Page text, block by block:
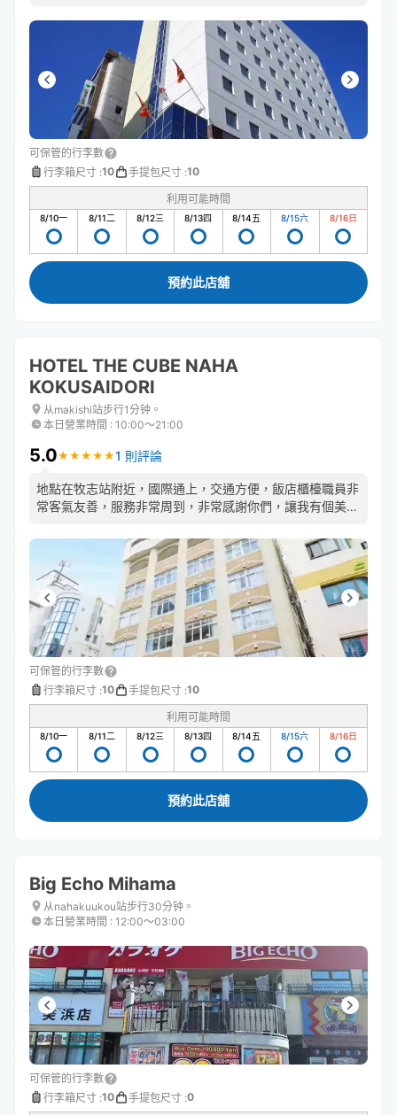
可保管的行李數
行李箱尺寸 :10 手提包尺寸 :10
利用可能時間
8/10一 8/11二 8/12三 8/13四 8/14五 8/15六 8/16日
預約此店舖
HOTEL THE CUBE NAHA
KOKUSAIDORI
从makishi站步行1分钟。
本日營業時間 : 10:00〜21:00
5.0★ ★ ★ ★ ★
★ ★ ★ ★ ★1 則評論
地點在牧志站附近，國際通上，交通方便，飯店櫃檯職員非
常客氣友善，服務非常周到，非常感謝你們，讓我有個美好
可保管的行李數
行李箱尺寸 :10 手提包尺寸 :10
利用可能時間
8/10一 8/11二 8/12三 8/13四 8/14五 8/15六 8/16日
預約此店舖
Big Echo Mihama
从nahakuukou站步行30分钟。
本日營業時間 : 12:00〜03:00
可保管的行李數
行李箱尺寸 :10 手提包尺寸 :0